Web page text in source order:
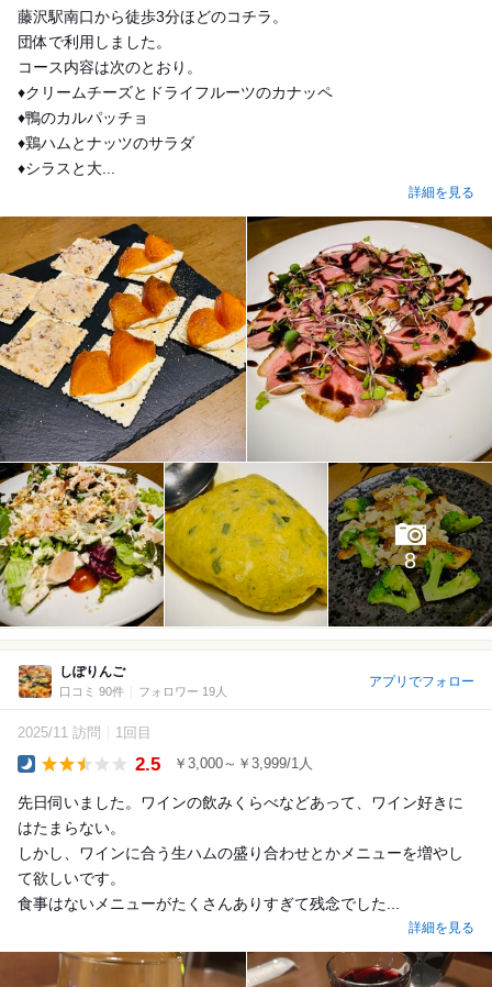
藤沢駅南口から徒歩3分ほどのコチラ。
団体で利用しました。
コース内容は次のとおり。
♦クリームチーズとドライフルーツのカナッペ
♦鴨のカルパッチョ
♦鶏ハムとナッツのサラダ
♦シラスと大...
詳細を見る
8
しぽりんご
口コミ 90件 フォロワー 19人
アプリでフォロー
2025/11 訪問 1回目
2.5 ￥3,000～￥3,999/1人
先日伺いました。ワインの飲みくらべなどあって、ワイン好きに
はたまらない。
しかし、ワインに合う生ハムの盛り合わせとかメニューを増やし
て欲しいです。
食事はないメニューがたくさんありすぎて残念でした...
詳細を見る